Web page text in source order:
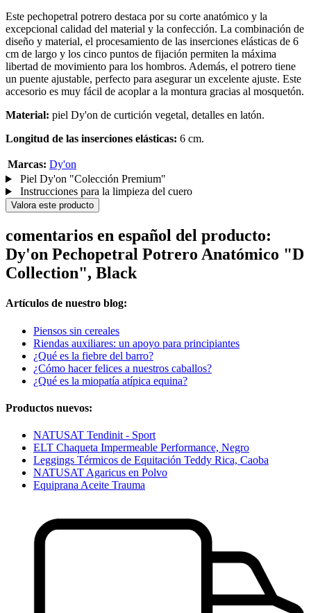
Este pechopetral potrero destaca por su corte anatómico y la
excepcional calidad del material y la confección. La combinación de
diseño y material, el procesamiento de las inserciones elásticas de 6
cm de largo y los cinco puntos de fijación permiten la máxima
libertad de movimiento para los hombros. Además, el potrero tiene
un puente ajustable, perfecto para asegurar un excelente ajuste. Este
accesorio es muy fácil de acoplar a la montura gracias al mosquetón.
Material: piel Dy'on de curtición vegetal, detalles en latón.
Longitud de las inserciones elásticas: 6 cm.
Marcas: Dy'on
Piel Dy'on "Colección Premium"
Instrucciones para la limpieza del cuero
Valora este producto
comentarios en español del producto:
Dy'on Pechopetral Potrero Anatómico "D
Collection", Black
Artículos de nuestro blog:
Piensos sin cereales
Riendas auxiliares: un apoyo para principiantes
¿Qué es la fiebre del barro?
¿Cómo hacer felices a nuestros caballos?
¿Qué es la miopatía atípica equina?
Productos nuevos:
NATUSAT Tendinit - Sport
ELT Chaqueta Impermeable Performance, Negro
Leggings Térmicos de Equitación Teddy Rica, Caoba
NATUSAT Agaricus en Polvo
Equiprana Aceite Trauma